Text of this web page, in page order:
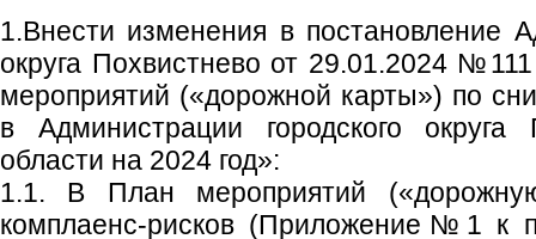
1.Внести изменения в постановление
округа Похвистнево от 29.01.2024
мероприятий («дорожной карты») по
в Администрации городского округа
области на 2024 год»:
1.1. В План мероприятий
комплаенс-рисков (Приложение№1 к